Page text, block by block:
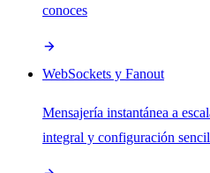
conoces
WebSockets y Fanout
Mensajería instantánea a
integral y configuración